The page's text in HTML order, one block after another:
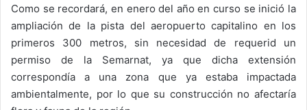
Como se recordará, en enero del año en curso se inició la
ampliación de la pista del aeropuerto capitalino en los
primeros 300 metros, sin necesidad de requerid un
permiso de la Semarnat, ya que dicha extensión
correspondía a una zona que ya estaba impactada
ambientalmente, por lo que su construcción no afectaría